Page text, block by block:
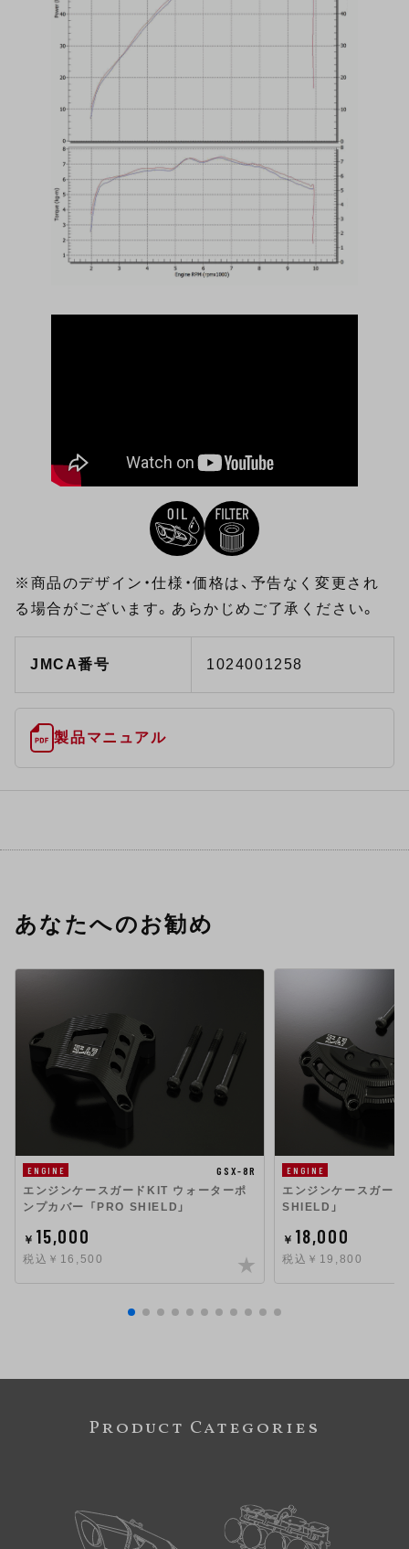
※商品のデザイン・仕様・価格は、予告なく変更され
る場合がございます。あらかじめご了承ください。
JMCA番号 1024001258
製品マニュアル
あなたへのお勧め
ENGINE
GSX-8R
エンジンケースガードKIT ウォーターポ
ンプカバー 「PRO SHIELD」
￥ 15,000
税込￥16,500
ENGINE
エンジンケースガー
SHIELD」
￥ 18,000
税込￥19,800
Product Categories